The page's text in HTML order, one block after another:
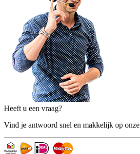
Heeft u een vraag?
Vind je antwoord snel en makkelijk op onze